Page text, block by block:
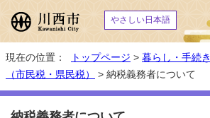
やさしい日本語
現在の位置： トップページ > 暮らし・手続き
（市民税・県民税）
> 納税義務者について